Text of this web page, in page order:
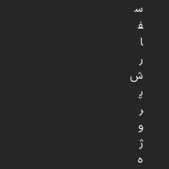
س
ف
ا
ر
ش
پ
ر
و
ژ
ه